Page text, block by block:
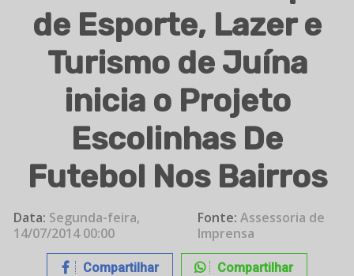
de Esporte, Lazer e
Turismo de Juína
inicia o Projeto
Escolinhas De
Futebol Nos Bairros
Data: Segunda-feira,
14/07/2014 00:00
Fonte: Assessoria de
Imprensa
Compartilhar Compartilhar